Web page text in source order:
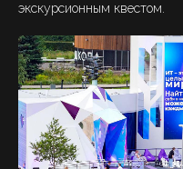
экскурсионным квестом.